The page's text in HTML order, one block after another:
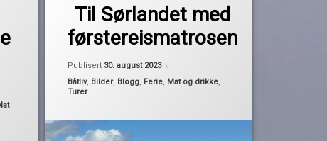
Til Sørlandet med
førstereismatrosen
Publisert 30. august 2023
Kategorier:
Båtliv, Bilder, Blogg, Ferie, Mat og drikke,
Turer
førstereismatros
Grimstad
soppsuppe
Sørlandet
Tvedestrand